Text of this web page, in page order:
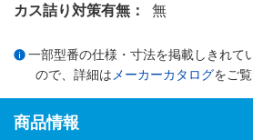
カス詰り対策有無： 無
一部型番の仕様・寸法を掲載しきれて
ので、詳細は メーカーカタログをご覧
商品情報